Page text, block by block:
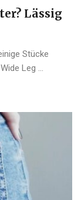
Lässig
Stücke
Leg ...